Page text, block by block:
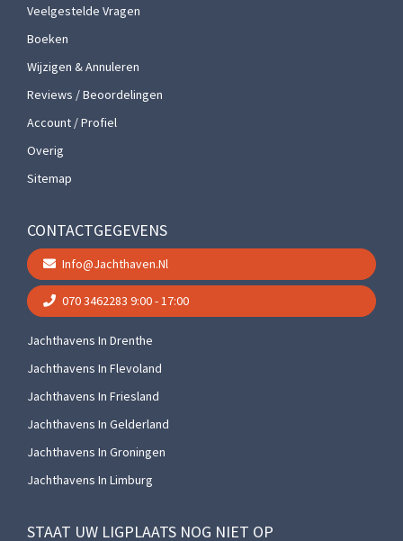
Veelgestelde Vragen
Boeken
Wijzigen & Annuleren
Reviews / Beoordelingen
Account / Profiel
Overig
Sitemap
CONTACTGEGEVENS
Info@jachthaven.nl
070 3462283 9:00 - 17:00
Jachthavens In Drenthe
Jachthavens In Flevoland
Jachthavens In Friesland
Jachthavens In Gelderland
Jachthavens In Groningen
Jachthavens In Limburg
STAAT UW LIGPLAATS NOG NIET OP